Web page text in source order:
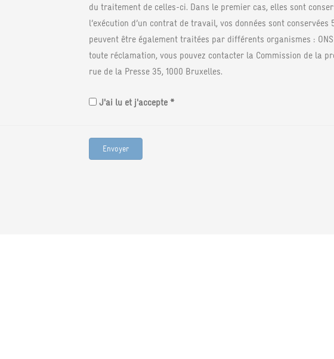
du traitement de celles-ci. Dans le premier cas, elles sont
l’exécution d’un contrat de travail, vos données sont conservées
peuvent être également traitées par différents organismes :
toute réclamation, vous pouvez contacter la Commission de la
rue de la Presse 35, 1000 Bruxelles.
J'ai lu et j'accepte *
Envoyer